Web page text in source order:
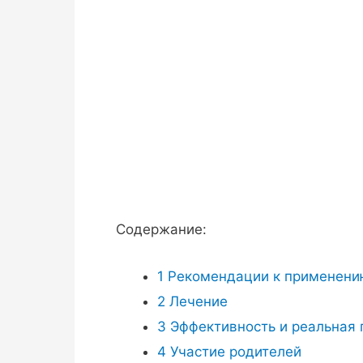
Содержание:
1 Рекомендации к
2 Лечение
3 Эффективность и
4 Участие родителей